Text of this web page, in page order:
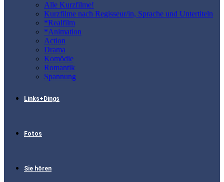
Alle Kurzfilme!
Kurzfilme nach Regisseur/in, Sprache und Untertiteln
*Realfilm
*Animation
Action
Drama
Komödie
Romantik
Spannung
Links+Dings
Fotos
Sie hören